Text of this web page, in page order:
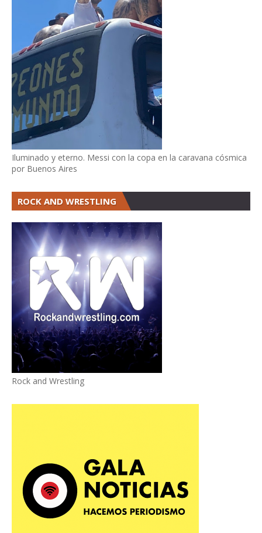
Iluminado y eterno. Messi con la copa en la caravana cósmica
por Buenos Aires
ROCK AND WRESTLING
Rock and Wrestling